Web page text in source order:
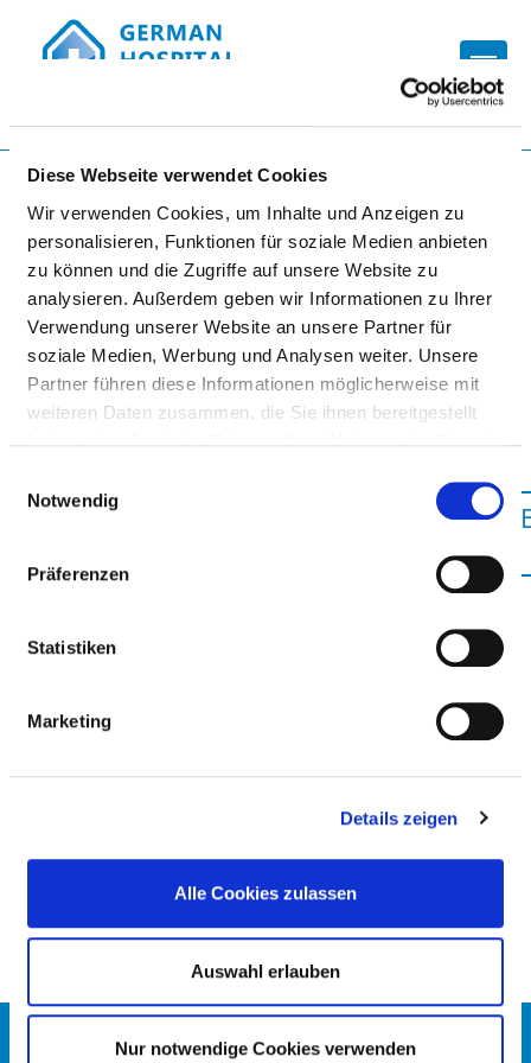
Diese Webseite verwendet Cookies
Wir verwenden Cookies, um Inhalte und Anzeigen zu
personalisieren, Funktionen für soziale Medien anbieten
zu können und die Zugriffe auf unsere Website zu
analysieren. Außerdem geben wir Informationen zu Ihrer
Verwendung unserer Website an unsere Partner für
soziale Medien, Werbung und Analysen weiter. Unsere
Partner führen diese Informationen möglicherweise mit
weiteren Daten zusammen, die Sie ihnen bereitgestellt
Notwendig
Präferenzen
Statistiken
Marketing
Details zeigen
Alle Cookies zulassen
Auswahl erlauben
Nur notwendige Cookies verwenden
Startseite der Fachabteilung
MEDIZINISCHE UNIVERSITÄT
LAUSITZ - CARL THIEM
PSYCHOSOMATIK/PSYCHOTHERAPIE/
(FÜR TEILSTATIONÄRE PFLEGESÄTZE)
OUTPATIENT TREATMENT OPTIONS
Type of outpatient
Psychiatric outpatient clinic